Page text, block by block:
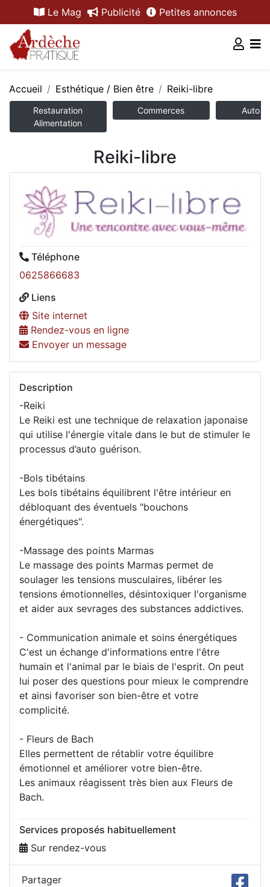
Le Mag Publicité Petites annonces
Accueil Esthétique / Bien être Reiki-libre
Restauration
Alimentation
Commerces Auto /
Reiki-libre
Téléphone
0625866683
Liens
Site internet
Rendez-vous en ligne
Envoyer un message
Description
-Reiki
Le Reiki est une technique de relaxation japonaise
qui utilise l'énergie vitale dans le but de stimuler le
processus d’auto guérison.
-Bols tibétains
Les bols tibétains équilibrent l'être intérieur en
débloquant des éventuels "bouchons
énergétiques".
-Massage des points Marmas
Le massage des points Marmas permet de
soulager les tensions musculaires, libérer les
tensions émotionnelles, désintoxiquer l'organisme
et aider aux sevrages des substances addictives.
- Communication animale et soins énergétiques
C'est un échange d'informations entre l'être
humain et l'animal par le biais de l'esprit. On peut
lui poser des questions pour mieux le comprendre
et ainsi favoriser son bien-être et votre
complicité.
- Fleurs de Bach
Elles permettent de rétablir votre équilibre
émotionnel et améliorer votre bien-être.
Les animaux réagissent très bien aux Fleurs de
Bach.
Services proposés habituellement
Sur rendez-vous
Partager